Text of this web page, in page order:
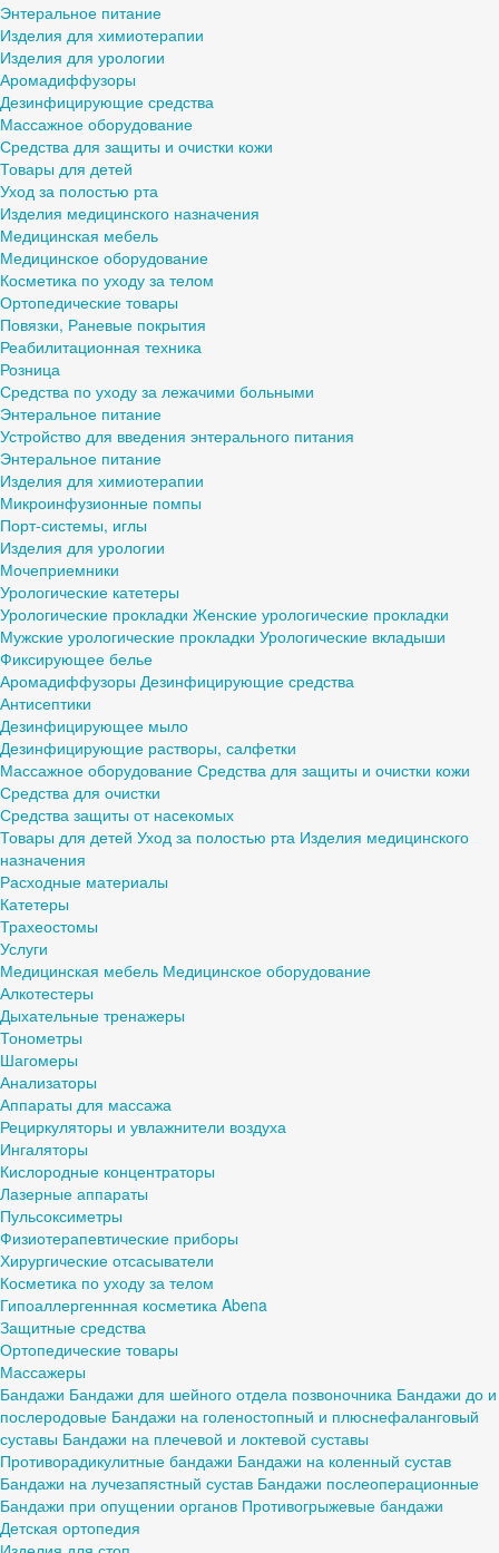
Энтеральное питание
Изделия для химиотерапии
Изделия для урологии
Аромадиффузоры
Дезинфицирующие средства
Массажное оборудование
Средства для защиты и очистки кожи
Товары для детей
Уход за полостью рта
Изделия медицинского назначения
Медицинская мебель
Медицинское оборудование
Косметика по уходу за телом
Ортопедические товары
Повязки, Раневые покрытия
Реабилитационная техника
Розница
Средства по уходу за лежачими больными
Энтеральное питание
Устройство для введения энтерального питания
Энтеральное питание
Изделия для химиотерапии
Микроинфузионные помпы
Порт-системы, иглы
Изделия для урологии
Мочеприемники
Урологические катетеры
Урологические прокладки Женские урологические прокладки
Мужские урологические прокладки Урологические вкладыши
Фиксирующее белье
Аромадиффузоры Дезинфицирующие средства
Антисептики
Дезинфицирующее мыло
Дезинфицирующие растворы, салфетки
Массажное оборудование Средства для защиты и очистки кожи
Средства для очистки
Средства защиты от насекомых
Товары для детей Уход за полостью рта Изделия медицинского
назначения
Расходные материалы
Катетеры
Трахеостомы
Услуги
Медицинская мебель Медицинское оборудование
Алкотестеры
Дыхательные тренажеры
Тонометры
Шагомеры
Анализаторы
Аппараты для массажа
Рециркуляторы и увлажнители воздуха
Ингаляторы
Кислородные концентраторы
Лазерные аппараты
Пульсоксиметры
Физиотерапевтические приборы
Хирургические отсасыватели
Косметика по уходу за телом
Гипоаллергеннная косметика Abena
Защитные средства
Ортопедические товары
Массажеры
Бандажи Бандажи для шейного отдела позвоночника Бандажи до и
послеродовые Бандажи на голеностопный и плюснефаланговый
суставы Бандажи на плечевой и локтевой суставы
Противорадикулитные бандажи Бандажи на коленный сустав
Бандажи на лучезапястный сустав Бандажи послеоперационные
Бандажи при опущении органов Противогрыжевые бандажи
Детская ортопедия